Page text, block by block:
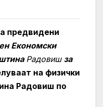
предвидени
Економски
Радовиш за
на физички
Радовиш по